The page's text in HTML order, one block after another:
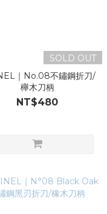
SOLD OUT
｜No.08不鏽鋼折刀/
櫸木刀柄
NT$480